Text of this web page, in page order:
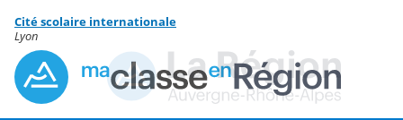
Menu de la rubrique
Contenu
Cité scolaire internationale
Lyon